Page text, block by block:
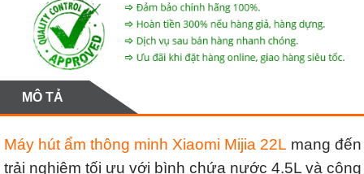
MÔ TẢ
Máy hút ẩm thông minh Xiaomi Mijia 22L mang đến
trải nghiệm tối ưu với bình chứa nước 4.5L và công